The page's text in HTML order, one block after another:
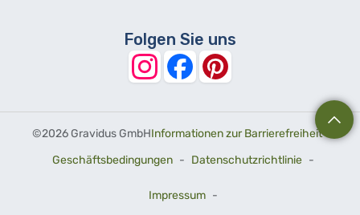
Folgen Sie uns
©2026 Gravidus GmbHInformationen zur Barrierefreiheit-
Geschäftsbedingungen - Datenschutzrichtlinie -
Impressum -